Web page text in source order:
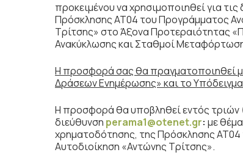
προκειμένου να χρησιμοποιηθεί για
Πρόσκλησης ΑΤ04 του Προγράμματος
Τρίτσης» στο Άξονα Προτεραιότητας
Ανακύκλωσης και Σταθμοί
Η προσφορά σας θα πραγματοποιηθεί
Δράσεων Ενημέρωσης» και το
Η προσφορά θα υποβληθεί εντός τριών
διεύθυνση perama1@otenet.gr: με
χρηματοδότησης, της Πρόσκλησης ΑΤ04
Αυτοδιοίκηση «Αντώνης Τρίτσης».